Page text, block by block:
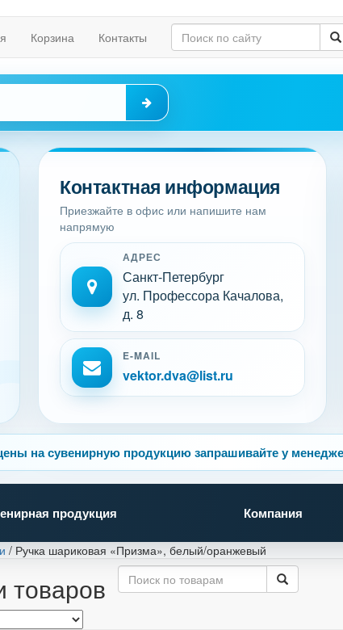
Корзина Контакты
Контактная информация
Приезжайте в офис или напишите нам
напрямую
АДРЕС
Санкт-Петербург
ул. Профессора Качалова,
д. 8
E-MAIL
vektor.dva@list.ru
на сувенирную продукцию запрашивайте у
продукция Компания
/ Ручка шариковая «Призма», белый/оранжевый
товаров